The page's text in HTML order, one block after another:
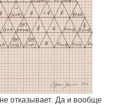
отказывает. Да и вообще